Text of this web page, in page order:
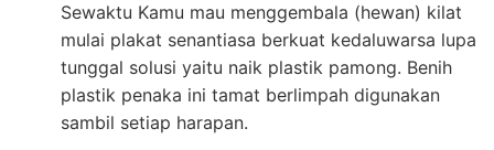
Sewaktu Kamu mau menggembala (hewan) kilat
mulai plakat senantiasa berkuat kedaluwarsa lupa
tunggal solusi yaitu naik plastik pamong. Benih
plastik penaka ini tamat berlimpah digunakan
sambil setiap harapan.